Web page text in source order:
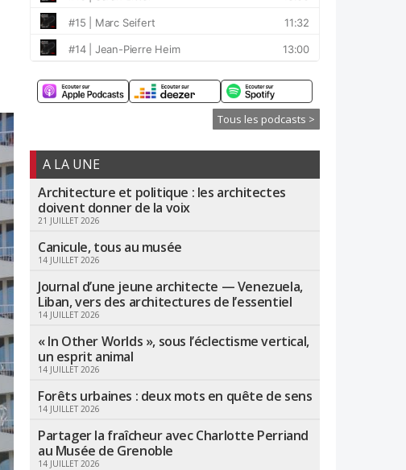
Tous les podcasts >
A LA UNE
Architecture et politique : les architectes
doivent donner de la voix
21 JUILLET 2026
Canicule, tous au musée
14 JUILLET 2026
Journal d’une jeune architecte — Venezuela,
Liban, vers des architectures de l’essentiel
14 JUILLET 2026
« In Other Worlds », sous l’éclectisme vertical,
un esprit animal
14 JUILLET 2026
Forêts urbaines : deux mots en quête de sens
14 JUILLET 2026
Partager la fraîcheur avec Charlotte Perriand
au Musée de Grenoble
14 JUILLET 2026